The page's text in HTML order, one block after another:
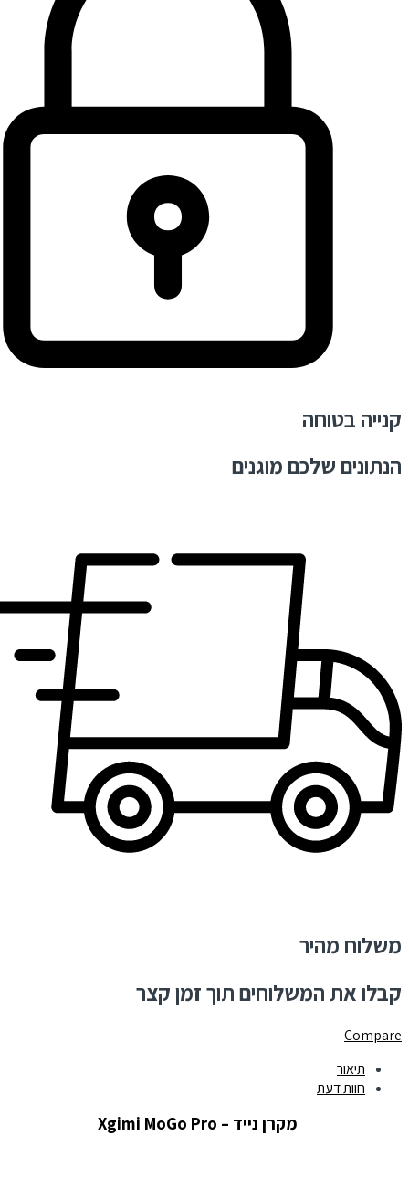
קנייה בטוחה
הנתונים שלכם מוגנים
משלוח מהיר
קבלו את המשלוחים תוך זמן קצר
Compare
תיאור
חוות דעת
מקרן נייד – Xgimi MoGo Pro